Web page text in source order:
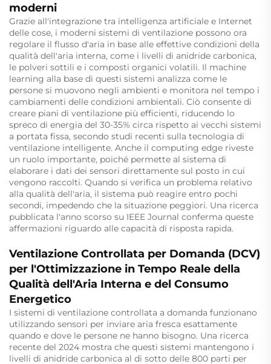
moderni
Grazie all'integrazione tra intelligenza artificiale e Internet
delle cose, i moderni sistemi di ventilazione possono ora
regolare il flusso d'aria in base alle effettive condizioni della
qualità dell'aria interna, come i livelli di anidride carbonica,
le polveri sottili e i composti organici volatili. Il machine
learning alla base di questi sistemi analizza come le
persone si muovono negli ambienti e monitora nel tempo i
cambiamenti delle condizioni ambientali. Ciò consente di
creare piani di ventilazione più efficienti, riducendo lo
spreco di energia del 30-35% circa rispetto ai vecchi sistemi
a portata fissa, secondo studi recenti sulla tecnologia di
ventilazione intelligente. Anche il computing edge riveste
un ruolo importante, poiché permette al sistema di
elaborare i dati dei sensori direttamente sul posto in cui
vengono raccolti. Quando si verifica un problema relativo
alla qualità dell'aria, il sistema può reagire entro pochi
secondi, impedendo che la situazione peggiori. Una ricerca
pubblicata l'anno scorso su IEEE Journal conferma queste
affermazioni riguardo alle capacità di risposta rapida.
Ventilazione Controllata per Domanda (DCV)
per l'Ottimizzazione in Tempo Reale della
Qualità dell'Aria Interna e del Consumo
Energetico
I sistemi di ventilazione controllata a domanda funzionano
utilizzando sensori per inviare aria fresca esattamente
quando e dove le persone ne hanno bisogno. Una ricerca
recente del 2024 mostra che questi sistemi mantengono i
livelli di anidride carbonica al di sotto delle 800 parti per